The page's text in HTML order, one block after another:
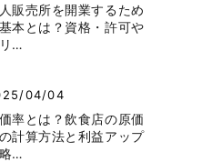
販売所を開業するため
本とは？資格・許可や
…
04/04
率とは？飲食店の原価
計算方法と利益アップ
…